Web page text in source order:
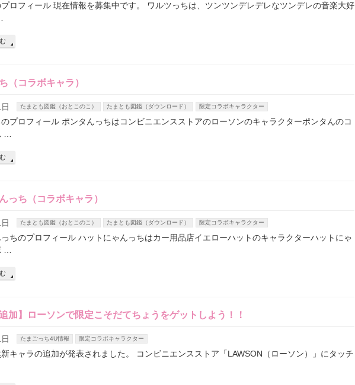
ロフィール 現在情報を募集中です。 ワルツっちは、ツンツンデレデレなツンデレの音楽大好
（コラボキャラ）
たまとも図鑑（おとこのこ） たまとも図鑑（ダウンロード） 限定コラボキャラクター
プロフィール ポンタんっちはコンビニエンスストアのローソンのキャラクターポンタんのコ
…
っち（コラボキャラ）
たまとも図鑑（おとこのこ） たまとも図鑑（ダウンロード） 限定コラボキャラクター
ちのプロフィール ハットにゃんっちはカー用品店イエローハットのキャラクターハットにゃ
…
加】ローソンで限定こそだてちょうをゲットしよう！！
たまごっち4U情報 限定コラボキャラクター
新キャラの追加が発表されました。 コンビニエンスストア「LAWSON（ローソン）」にタッチ